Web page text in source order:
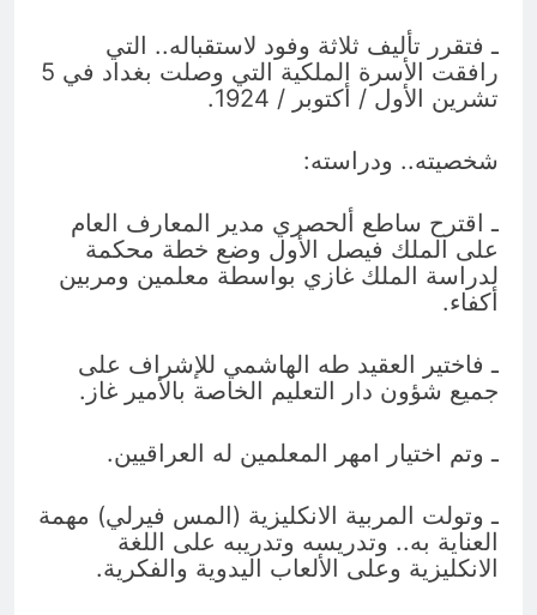
ـ فتقرر تأليف ثلاثة وفود لاستقباله.. التي
رافقت الأسرة الملكية التي وصلت بغداد في 5
تشرين الأول / أكتوبر / 1924.
شخصيته.. ودراسته:
ـ اقترح ساطع ألحصري مدير المعارف العام
على الملك فيصل الأول وضع خطة محكمة
لدراسة الملك غازي بواسطة معلمين ومربين
أكفاء.
ـ فاختير العقيد طه الهاشمي للإشراف على
جميع شؤون دار التعليم الخاصة بالأمير غاز.
ـ وتم اختيار امهر المعلمين له العراقيين.
ـ وتولت المربية الانكليزية (المس فيرلي) مهمة
العناية به.. وتدريسه وتدريبه على اللغة
الانكليزية وعلى الألعاب اليدوية والفكرية.